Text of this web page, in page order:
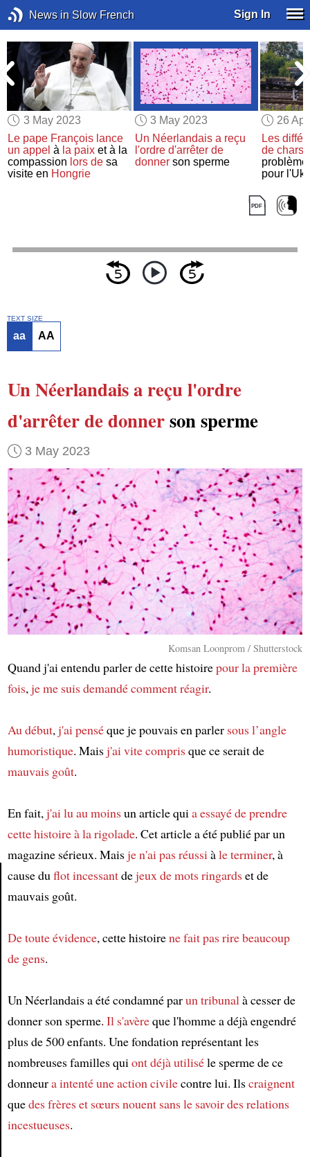
News in Slow French Sign In
3 May 2023
Le pape François lance
un appel à la paix et à la
compassion lors de sa
visite en Hongrie
3 May 2023
Un Néerlandais a reçu
l'ordre d'arrêter de
donnerson sperme
26
Les
de chars
pour
Article
TEXT SIZE
aa AA
Un Néerlandaisa reçu l'ordre
d'arrêter de donnerson sperme
3 May 2023
Komsan Loonprom / Shutterstock
Quand j'ai entendu parler de cette histoirepour la première
fois,je me suis demandécomment réagir.
Au début,j'ai penséque je pouvais en parler sous l’angle
humoristique. Maisj'ai vite comprisque ce serait de
mauvais goût.
En fait,j'ai luau moinsun article quia essayé de prendre
cette histoire à la rigolade. Cet article a été publié par un
magazine sérieux. Maisje n'ai pas réussiàle terminer, à
cause duflot incessantdejeux de motsringardset de
mauvais goût.
De toute évidence, cette histoirene fait pas rire beaucoup
de gens.
Un Néerlandais a été condamné parun tribunalà cesser de
donner son sperme. Il s'avèreque l'homme a déjà engendré
plus de 500 enfants. Une fondation représentant les
nombreuses familles quiont déjà utiliséle sperme de ce
donneura intenté une action civilecontre lui. Ilscraignent
quedes frères et sœursnouent sans le savoirdes relations
incestueuses.